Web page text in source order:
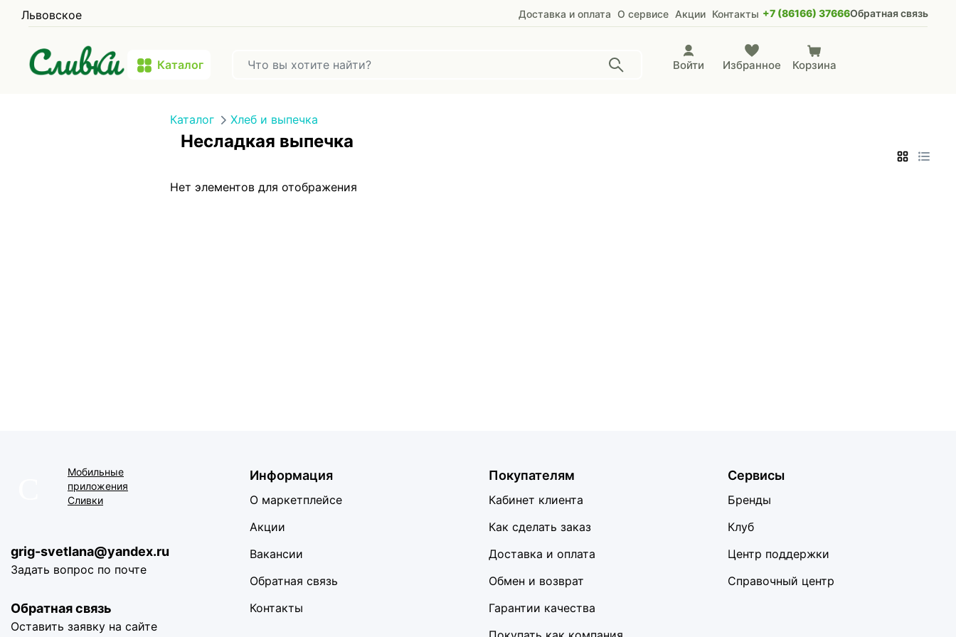
Львовское Доставка и оплата О сервисе Акции Контакты +7 (86166) 37666Обратная связь
Каталог Войти Избранное Корзина
Каталог Хлеб и выпечка
Несладкая выпечка
Нет элементов для отображения
Мобильные
приложения
Сливки
grig-svetlana@yandex.ru
Задать вопрос по почте
Обратная связь
Оставить заявку на сайте
Информация
О маркетплейсе
Акции
Вакансии
Обратная связь
Контакты
Покупателям
Кабинет клиента
Как сделать заказ
Доставка и оплата
Обмен и возврат
Гарантии качества
Сервисы
Бренды
Клуб
Центр поддержки
Справочный центр